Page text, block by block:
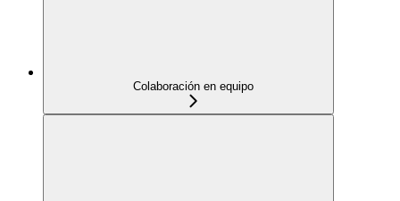
Colaboración en equipo